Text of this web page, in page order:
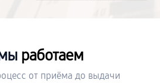
работаем
от приёма до выдачи